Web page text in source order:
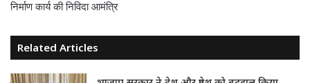
निर्माण कार्य की निविदा आमंत्रि
Related Articles